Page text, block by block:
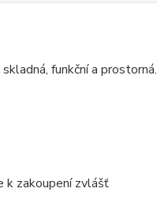
funkční a prostorná.
k zakoupení zvlášť